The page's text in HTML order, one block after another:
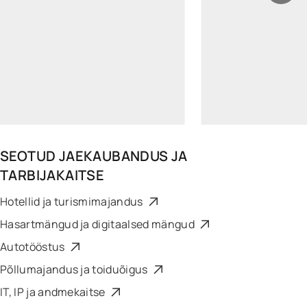
SEOTUD JAEKAUBANDUS JA
TARBIJAKAITSE
Hotellid ja turismimajandus
Hasartmängud ja digitaalsed mängud
Autotööstus
Põllumajandus ja toiduõigus
IT, IP ja andmekaitse